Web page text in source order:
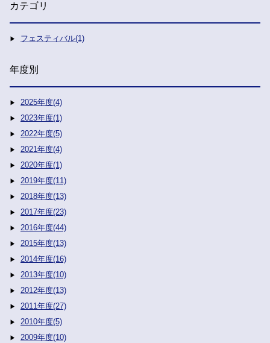
カテゴリ
フェスティバル(1)
年度別
2025年度(4)
2023年度(1)
2022年度(5)
2021年度(4)
2020年度(1)
2019年度(11)
2018年度(13)
2017年度(23)
2016年度(44)
2015年度(13)
2014年度(16)
2013年度(10)
2012年度(13)
2011年度(27)
2010年度(5)
2009年度(10)